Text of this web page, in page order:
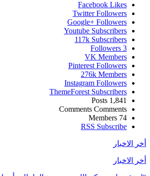
Facebook Likes
Twitter Followers
Google+ Followers
Youtube Subscribers
117k Subscribers
3
Followers
VK Members
Pinterest Followers
276k Members
Instagram Followers
ThemeForest Subscribers
1,841
Posts
Comments Comments
74
Members
RSS Subscribe
أخر الاخبار
أخر الاخبار